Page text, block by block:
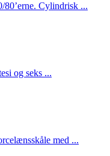
80’erne. Cylindrisk ...
og seks ...
med ...